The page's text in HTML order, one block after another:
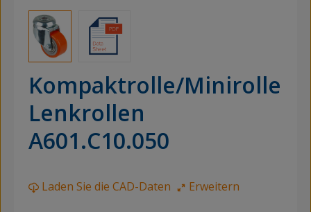
Kompaktrolle/Minirolle
Lenkrollen
A601.C10.050
Laden Sie die CAD-Daten Erweitern